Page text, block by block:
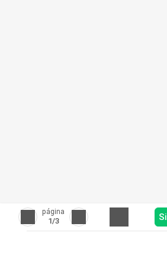
página
1/3